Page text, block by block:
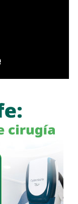
una barda
los que piden la
propósito, no
que intentan
para qué o
en toda la
es para que se
Carranza o